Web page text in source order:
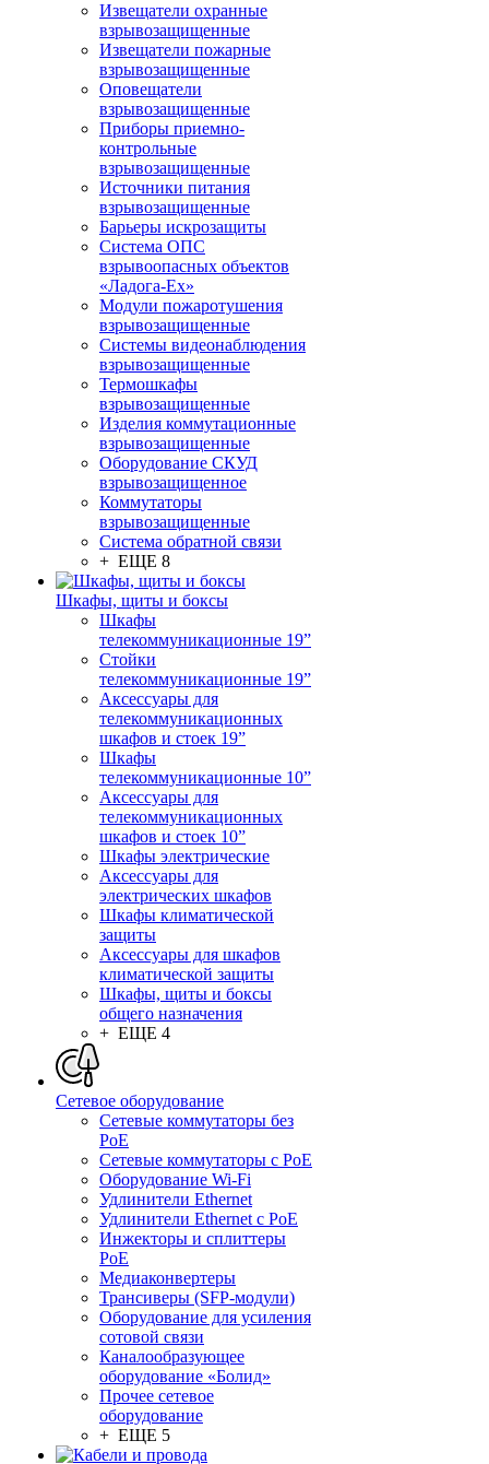
Извещатели охранные
взрывозащищенные
Извещатели пожарные
взрывозащищенные
Оповещатели
взрывозащищенные
Приборы приемно-
контрольные
взрывозащищенные
Источники питания
взрывозащищенные
Барьеры искрозащиты
Система ОПС
взрывоопасных объектов
«Ладога-Ex»
Модули пожаротушения
взрывозащищенные
Системы видеонаблюдения
взрывозащищенные
Термошкафы
взрывозащищенные
Изделия коммутационные
взрывозащищенные
Оборудование СКУД
взрывозащищенное
Коммутаторы
взрывозащищенные
Система обратной связи
+ ЕЩЕ 8
Шкафы, щиты и боксы
Шкафы
телекоммуникационные 19”
Стойки
телекоммуникационные 19”
Аксессуары для
телекоммуникационных
шкафов и стоек 19”
Шкафы
телекоммуникационные 10”
Аксессуары для
телекоммуникационных
шкафов и стоек 10”
Шкафы электрические
Аксессуары для
электрических шкафов
Шкафы климатической
защиты
Аксессуары для шкафов
климатической защиты
Шкафы, щиты и боксы
общего назначения
+ ЕЩЕ 4
Сетевое оборудование
Сетевые коммутаторы без
PoE
Сетевые коммутаторы с PoE
Оборудование Wi-Fi
Удлинители Ethernet
Удлинители Ethernet с PoE
Инжекторы и сплиттеры
PoE
Медиаконвертеры
Трансиверы (SFP-модули)
Оборудование для усиления
сотовой связи
Каналообразующее
оборудование «Болид»
Прочее сетевое
оборудование
+ ЕЩЕ 5